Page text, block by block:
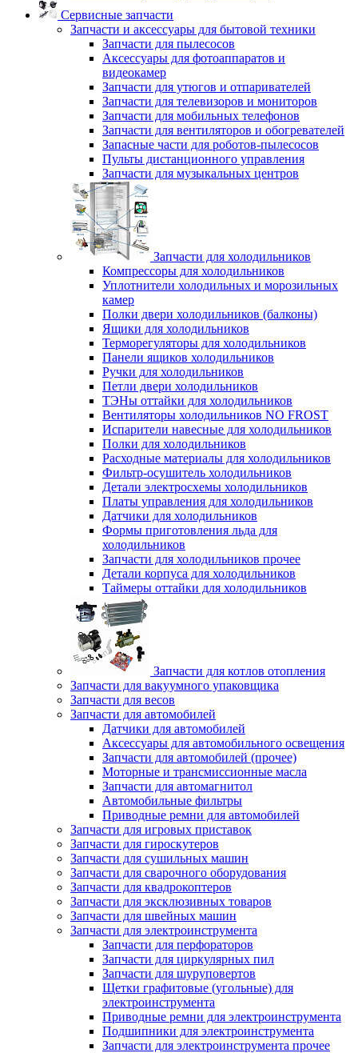
Сервисные запчасти
Запчасти и аксессуары для бытовой техники
Запчасти для пылесосов
Аксессуары для фотоаппаратов и
видеокамер
Запчасти для утюгов и отпаривателей
Запчасти для телевизоров и мониторов
Запчасти для мобильных телефонов
Запчасти для вентиляторов и обогревателей
Запасные части для роботов-пылесосов
Пульты дистанционного управления
Запчасти для музыкальных центров
Запчасти для холодильников
Компрессоры для холодильников
Уплотнители холодильных и морозильных
камер
Полки двери холодильников (балконы)
Ящики для холодильников
Терморегуляторы для холодильников
Панели ящиков холодильников
Ручки для холодильников
Петли двери холодильников
ТЭНы оттайки для холодильников
Вентиляторы холодильников NO FROST
Испарители навесные для холодильников
Полки для холодильников
Расходные материалы для холодильников
Фильтр-осушитель холодильников
Детали электросхемы холодильников
Платы управления для холодильников
Датчики для холодильников
Формы приготовления льда для
холодильников
Запчасти для холодильников прочее
Детали корпуса для холодильников
Таймеры оттайки для холодильников
Запчасти для котлов отопления
Запчасти для вакуумного упаковщика
Запчасти для весов
Запчасти для автомобилей
Датчики для автомобилей
Аксессуары для автомобильного освещения
Запчасти для автомобилей (прочее)
Моторные и трансмиссионные масла
Запчасти для автомагнитол
Автомобильные фильтры
Приводные ремни для автомобилей
Запчасти для игровых приставок
Запчасти для гироскутеров
Запчасти для сушильных машин
Запчасти для сварочного оборудования
Запчасти для квадрокоптеров
Запчасти для эксклюзивных товаров
Запчасти для швейных машин
Запчасти для электроинструмента
Запчасти для перфораторов
Запчасти для циркулярных пил
Запчасти для шуруповертов
Щетки графитовые (угольные) для
электроинструмента
Приводные ремни для электроинструмента
Подшипники для электроинструмента
Запчасти для электроинструмента прочее